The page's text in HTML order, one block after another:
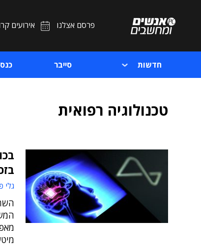
פרסם אצלנו אירועים
חדשות סייבר
טכנולוגיה רפואית
גלי